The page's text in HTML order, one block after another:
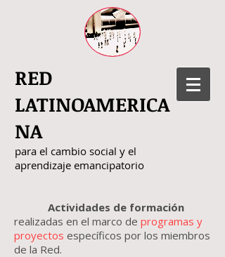
RED
LATINOAMERICA
NA
para el cambio social y el
aprendizaje emancipatorio
Actividades de formación
realizadas en el marco de programas y
proyectos específicos por los miembros
de la Red.